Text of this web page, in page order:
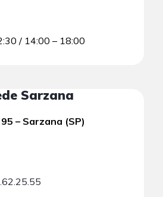
/ 14:00 – 18:00
Sarzana
– Sarzana (SP)